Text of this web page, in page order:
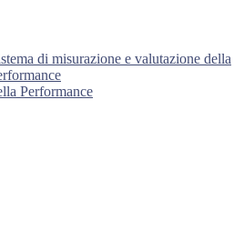
di misurazione e valutazione della
Performance